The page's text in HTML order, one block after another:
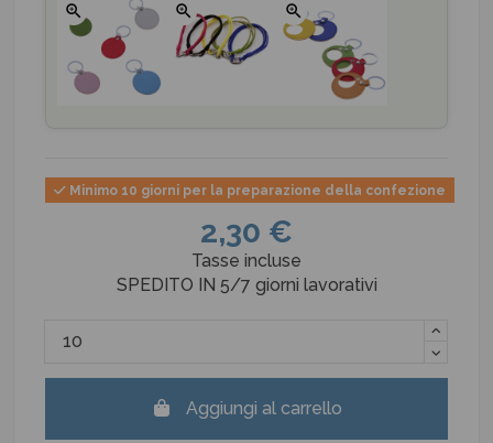
zoom_in zoom_in zoom_in
Minimo 10 giorni per la preparazione della confezione
2,30 €
Tasse incluse
SPEDITO IN 5/7 giorni lavorativi
Aggiungi al carrello